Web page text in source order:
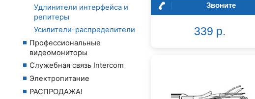
Удлинители интерфейса и
репитеры
Усилители-распределители
Профессиональные
видеомониторы
Служебная связь Intercom
Электропитание
РАСПРОДАЖА!
Звоните
339 р.